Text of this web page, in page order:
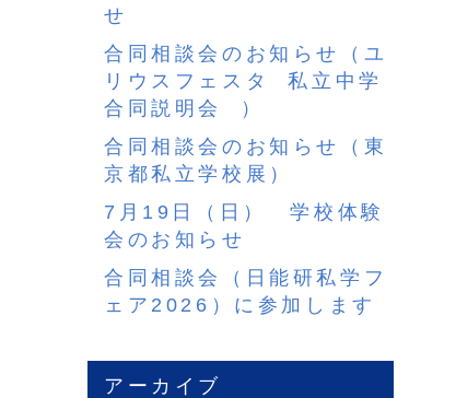
せ
合同相談会のお知らせ（ユ
リウスフェスタ 私立中学
合同説明会 ）
合同相談会のお知らせ（東
京都私立学校展）
7月19日（日） 学校体験
会のお知らせ
合同相談会（日能研私学フ
ェア2026）に参加します
アーカイブ